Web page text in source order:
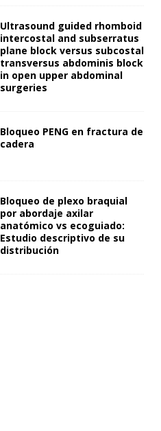
Ultrasound guided rhomboid
intercostal and subserratus
plane block versus subcostal
transversus abdominis block
in open upper abdominal
surgeries
Bloqueo PENG en fractura de
cadera
Bloqueo de plexo braquial
por abordaje axilar
anatómico vs ecoguiado:
Estudio descriptivo de su
distribución